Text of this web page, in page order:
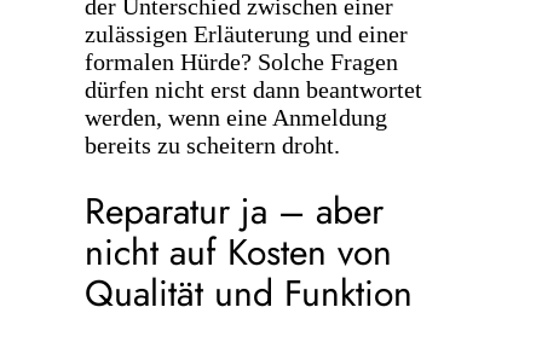
der Unterschied zwischen einer
zulässigen Erläuterung und einer
formalen Hürde? Solche Fragen
dürfen nicht erst dann beantwortet
werden, wenn eine Anmeldung
bereits zu scheitern droht.
Reparatur ja – aber
nicht auf Kosten von
Qualität und Funktion